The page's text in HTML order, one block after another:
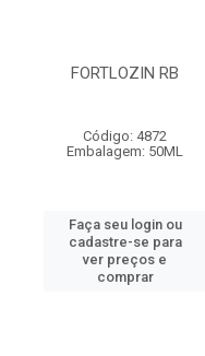
FORTLOZIN RB
Código: 4872
Embalagem: 50ML
Faça seu login ou
cadastre-se para
ver preços e
comprar